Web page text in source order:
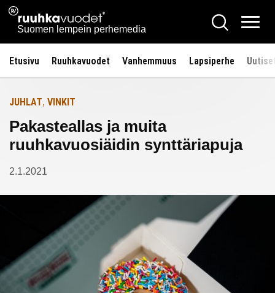
Siirry
sisältöön
Ruuhkavuodet.fi
Suomen lempein perhemedia
Hae
Etusivu Ruuhkavuodet Vanhemmuus Lapsiperhe
Etusivulle
JUHLAT, VINKIT
Pakasteallas ja muita
ruuhkavuosiäidin synttäriapuja
2.1.2021